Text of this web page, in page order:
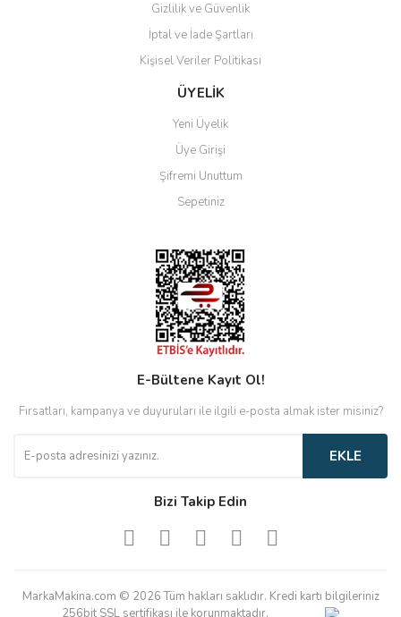
Gönder
Gizlilik ve Güvenlik
İptal ve İade Şartları
Kişisel Veriler Politikası
ÜYELİK
Yeni Üyelik
Üye Girişi
Şifremi Unuttum
Sepetiniz
E-Bültene Kayıt Ol!
Fırsatları, kampanya ve duyuruları ile ilgili e-posta almak ister misiniz?
EKLE
Bizi Takip Edin
MarkaMakina.com © 2026 Tüm hakları saklıdır. Kredi kartı bilgileriniz
256bit SSL sertifikası ile korunmaktadır.